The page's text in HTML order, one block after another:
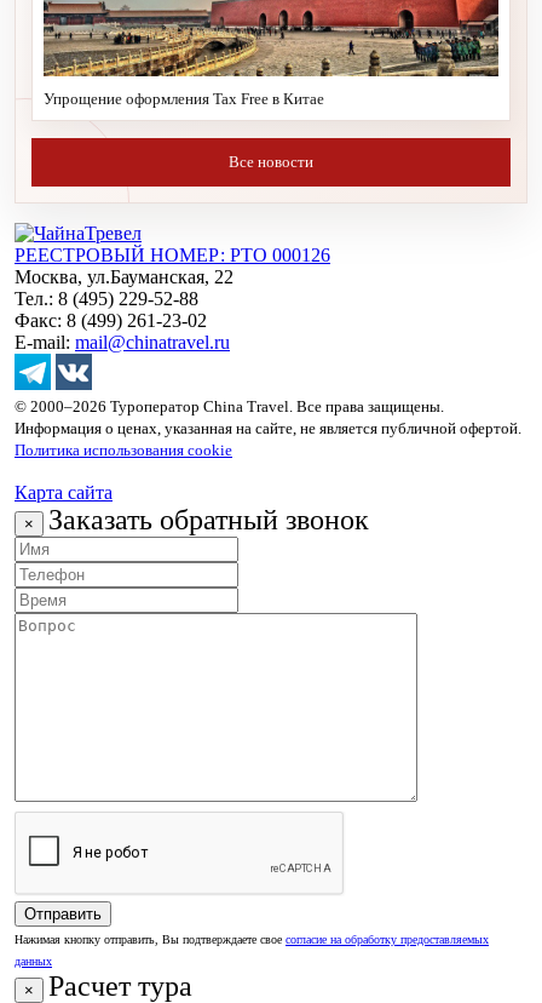
Упрощение оформления Tax Free в Китае
Все новости
РЕЕСТРОВЫЙ НОМЕР: РТО 000126
Москва, ул.Бауманская, 22
Тел.: 8 (495) 229-52-88
Факс: 8 (499) 261-23-02
E-mail: mail@chinatravel.ru
© 2000–2026 Туроператор China Travel. Все права защищены.
Информация о ценах, указанная на сайте, не является публичной офертой.
Политика использования cookie
Карта сайта
× Заказать обратный звонок
Нажимая кнопку отправить, Вы подтверждаете свое согласие на обработку предоставляемых
данных
× Расчет тура